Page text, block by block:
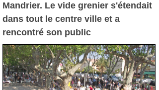
Mandrier. Le vide grenier s'étendait
dans tout le centre ville et a
rencontré son public